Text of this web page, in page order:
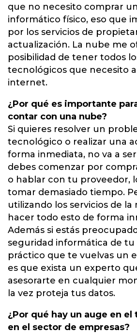
que no necesito comprar
informático físico, eso que
por los servicios de
actualización. La nube me
posibilidad de tener todos
tecnológicos que necesito
internet.
¿Por qué es importante
contar con una nube?
Si quieres resolver un
tecnológico o realizar una
forma inmediata, no va a
debes comenzar por
o hablar con tu proveedor,
tomar demasiado tiempo.
utilizando los servicios de
hacer todo esto de forma
Además si estás
seguridad informática de tu
práctico que te vuelvas un
es que exista un experto
asesorarte en cualquier
la vez proteja tus datos.
¿Por qué hay un auge en el
en el sector de empresas?